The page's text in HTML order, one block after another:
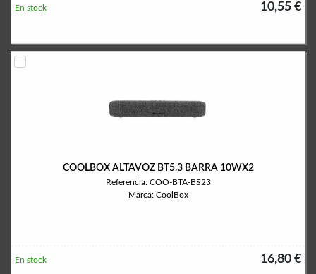
10,55 €
En stock
COOLBOX ALTAVOZ BT5.3 BARRA 10WX2
Referencia: COO-BTA-BS23
Marca: CoolBox
16,80 €
En stock